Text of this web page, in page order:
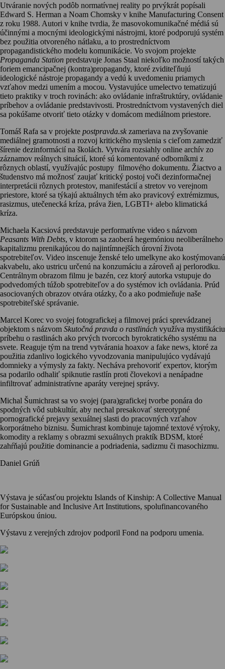
Utváranie nových podôb normatívnej reality po prvýkrát popísali
Edward S. Herman a Noam Chomsky v knihe Manufacturing Consent
z roku 1988. Autori v knihe tvrdia, že masovokomunikačné médiá sú
účinnými a mocnými ideologickými nástrojmi, ktoré podporujú systém
bez použitia otvoreného nátlaku, a to prostredníctvom
propagandistického modelu komunikácie. Vo svojom projekte
Propaganda Station predstavuje Jonas Staal niekoľko možností takých
foriem emancipačnej (kontra)propagandy, ktoré zviditeľňujú
ideologické nástroje propagandy a vedú k uvedomeniu priamych
vzťahov medzi umením a mocou. Vystavujúce umelectvo tematizujú
tieto praktiky v troch rovinách: ako ovládanie infraštruktúry, ovládanie
príbehov a ovládanie predstavivosti. Prostredníctvom vystavených diel
sa pokúšame otvoriť tieto otázky v domácom mediálnom priestore.
Tomáš Rafa sa v projekte postpravda.sk zameriava na zvyšovanie
mediálnej gramotnosti a rozvoj kritického myslenia s cieľom zamedziť
šírenie dezinformácií na školách. Vytvára rozsiahly online archív zo
záznamov reálnych situácií, ktoré sú komentované odborníkmi z
rôznych oblastí, využívajúc postupy filmového dokumentu. Žiactvo a
študenstvo má možnosť zaujať kritický postoj voči dezinformačnej
interpretácii rôznych protestov, manifestácií a stretov vo verejnom
priestore, ktoré sa týkajú aktuálnych tém ako pravicový extrémizmus,
rasizmus, utečenecká kríza, práva žien, LGBTI+ alebo klimatická
kríza.
Michaela Kacsiová predstavuje performatívne video s názvom
Peasants With Debts, v ktorom sa zaoberá hegemóniou neoliberálneho
kapitalizmu prenikajúcou do najintímnejších úrovní života
spotrebiteľov. Video inscenuje ženské telo umelkyne ako kostýmovanú
akvabelu, ako ustricu určenú na konzumáciu a zároveň aj perlorodku.
Centrálnym obrazom filmu je bazén, cez ktorý autorka vstupuje do
podvedomých túžob spotrebiteľov a do systémov ich ovládania. Prúd
asociovaných obrazov otvára otázky, čo a ako podmieňuje naše
spotrebiteľské správanie.
Marcel Korec vo svojej fotografickej a filmovej práci sprevádzanej
objektom s názvom Skutočná pravda o rastlinách využíva mystifikáciu
príbehu o rastlinách ako prvých tvorcoch byrokratického systému na
svete. Reaguje tým na trend vytvárania hoaxov a fake news, ktoré za
použitia zdanlivo logického vyvodzovania manipulujúco vydávajú
domnieky a výmysly za fakty. Necháva prehovoriť expertov, ktorým
sa podarilo odhaliť spiknutie rastlín proti človekovi a nenápadne
infiltrovať administratívne aparáty verejnej správy.
Michal Šumichrast sa vo svojej (para)grafickej tvorbe ponára do
spodných vôd subkultúr, aby nechal presakovať stereotypné
pornografické prejavy sexuálnej slasti do pracovných vzťahov
korporátneho biznisu. Šumichrast kombinuje tajomné textové výroky,
komodity a reklamy s obrazmi sexuálnych praktík BDSM, ktoré
zahŕňajú použitie dominancie a podriadenia, sadizmu či masochizmu.
Daniel Grúň
Výstava je súčasťou projektu Islands of Kinship: A Collective Manual
for Sustainable and Inclusive Art Institutions, spolufinancovaného
Európskou úniou.
Výstavu z verejných zdrojov podporil Fond na podporu umenia.